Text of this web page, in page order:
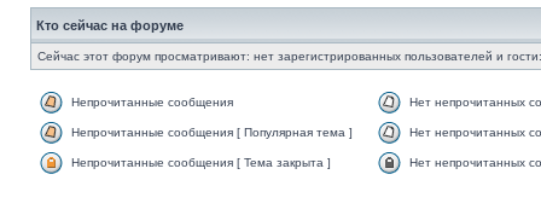
Кто сейчас на форуме
Сейчас этот форум просматривают: нет зарегистрированных пользователей и
Непрочитанные сообщения Нет непрочитанных
Непрочитанные сообщения [ Популярная тема ] Нет непрочитанных
Непрочитанные сообщения [ Тема закрыта ] Нет непрочитанных